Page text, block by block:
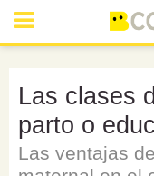
Las clases
parto o
Las ventajas